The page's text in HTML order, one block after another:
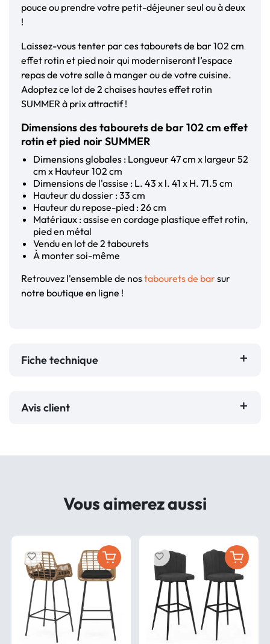
pouce ou prendre votre petit-déjeuner seul ou à deux
!
Laissez-vous tenter par ces tabourets de bar 102 cm
effet rotin et pied noir qui moderniseront l’espace
repas de votre salle à manger ou de votre cuisine.
Adoptez ce lot de 2 chaises hautes effet rotin
SUMMER à prix attractif !
Dimensions des tabourets de bar 102 cm effet
rotin et pied noir SUMMER
Dimensions globales : Longueur 47 cm x largeur 52
cm x Hauteur 102 cm
Dimensions de l'assise : L. 43 x l. 41 x H. 71.5 cm
Hauteur du dossier : 33 cm
Hauteur du repose-pied : 26 cm
Matériaux : assise en cordage plastique effet rotin,
pied en métal
Vendu en lot de 2 tabourets
À monter soi-même
Retrouvez l'ensemble de nostabourets de barsur
notre boutique en ligne !
Fiche technique
Avis client
Vous aimerez aussi
favorite_border favorite_border